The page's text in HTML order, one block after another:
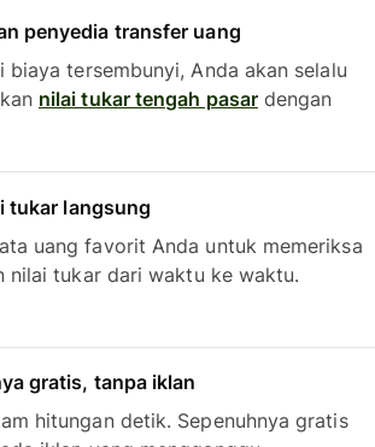
penyedia transfer uang
biaya tersembunyi, Anda akan selalu
nilai tukar tengah pasardengan
tukar langsung
uang favorit Anda untuk memeriksa
nilai tukar dari waktu ke waktu.
gratis, tanpa iklan
hitungan detik. Sepenuhnya gratis